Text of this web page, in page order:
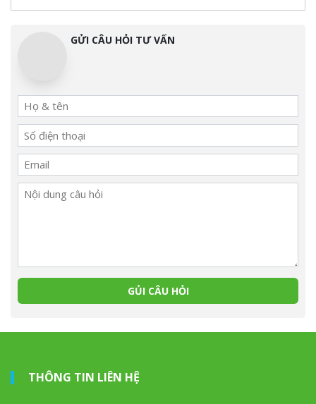
GỬI CÂU HỎI TƯ VẤN
THÔNG TIN LIÊN HỆ